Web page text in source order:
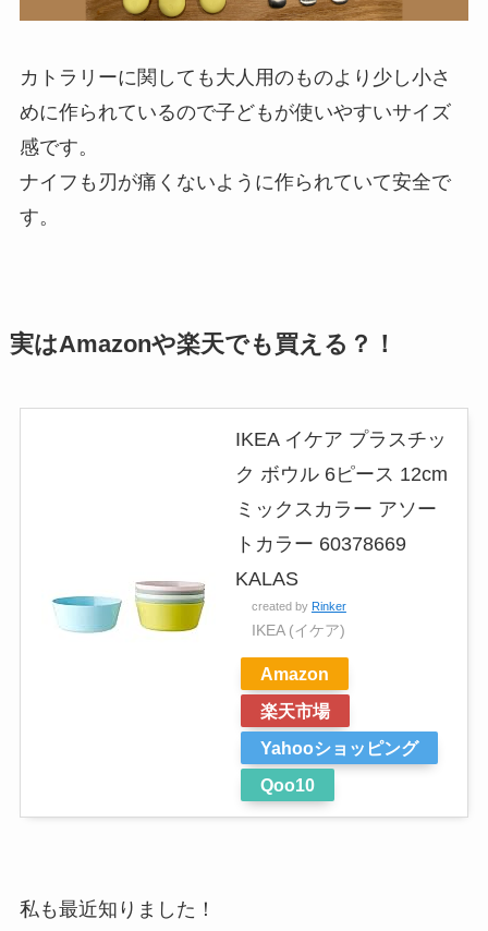
カトラリーに関しても大人用のものより少し小さ
めに作られているので子どもが使いやすいサイズ
感です。
ナイフも刃が痛くないように作られていて安全で
す。
実はAmazonや楽天でも買える？！
IKEA イケア プラスチッ
ク ボウル 6ピース 12cm
ミックスカラー アソー
トカラー 60378669
KALAS
created by Rinker
IKEA (イケア)
Amazon
楽天市場
Yahooショッピング
Qoo10
私も最近知りました！